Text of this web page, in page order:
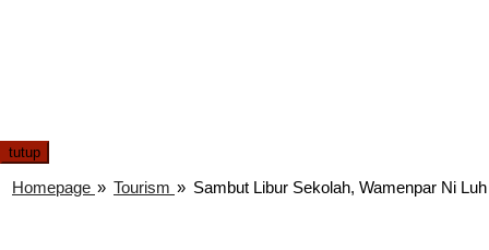
tutup
Homepage » Tourism » Sambut Libur Sekolah, Wamenpar Ni